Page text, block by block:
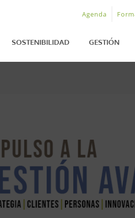
Agenda
SOSTENIBILIDAD GESTIÓN